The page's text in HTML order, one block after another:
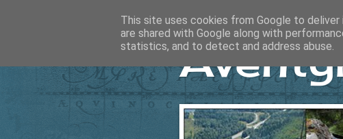
This site uses cookies from Google to
are shared with Google along with
statistics, and to detect and address abuse.